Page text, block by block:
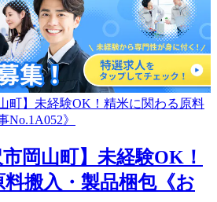
市岡山町】未経験OK！
搬入・製品梱包《お